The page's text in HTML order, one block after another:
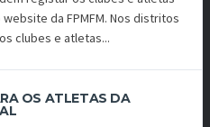
da FPMFM. Nos distritos
clubes e atletas...
OS ATLETAS DA